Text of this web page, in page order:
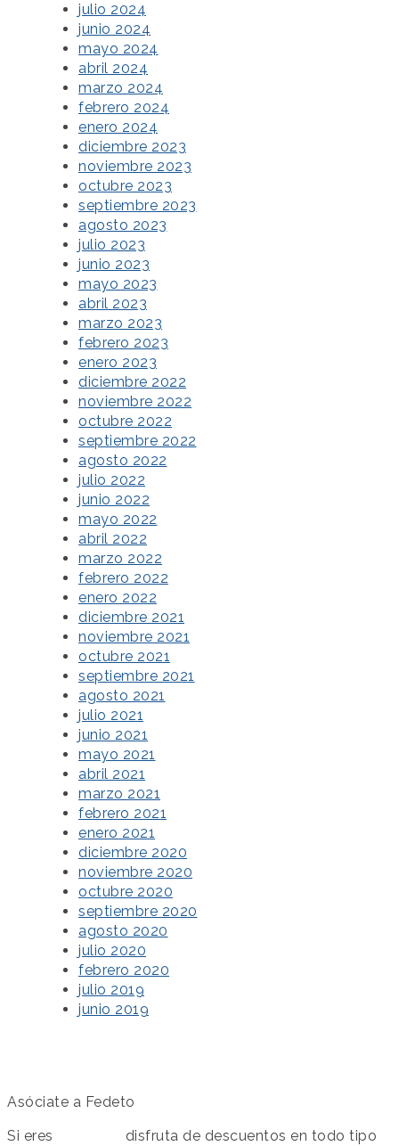
julio 2024
junio 2024
mayo 2024
abril 2024
marzo 2024
febrero 2024
enero 2024
diciembre 2023
noviembre 2023
octubre 2023
septiembre 2023
agosto 2023
julio 2023
junio 2023
mayo 2023
abril 2023
marzo 2023
febrero 2023
enero 2023
diciembre 2022
noviembre 2022
octubre 2022
septiembre 2022
agosto 2022
julio 2022
junio 2022
mayo 2022
abril 2022
marzo 2022
febrero 2022
enero 2022
diciembre 2021
noviembre 2021
octubre 2021
septiembre 2021
agosto 2021
julio 2021
junio 2021
mayo 2021
abril 2021
marzo 2021
febrero 2021
enero 2021
diciembre 2020
noviembre 2020
octubre 2020
septiembre 2020
agosto 2020
julio 2020
febrero 2020
julio 2019
junio 2019
Asóciate a Fedeto
Si eres
disfruta de descuentos en todo tipo